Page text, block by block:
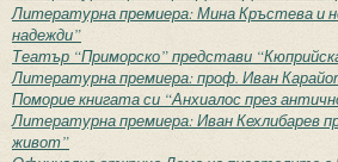
Литературна премиера: Мина Кръстева и
надежди”
Театър “Приморско” представи
Литературна премиера: проф. Иван
Поморие книгата си “Анхиалос през
Литературна премиера: Иван Кехлибарев
живот”